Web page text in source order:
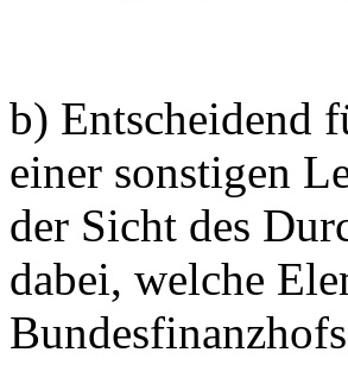
b) Entscheidend
einer sonstigen
der Sicht des
dabei, welche